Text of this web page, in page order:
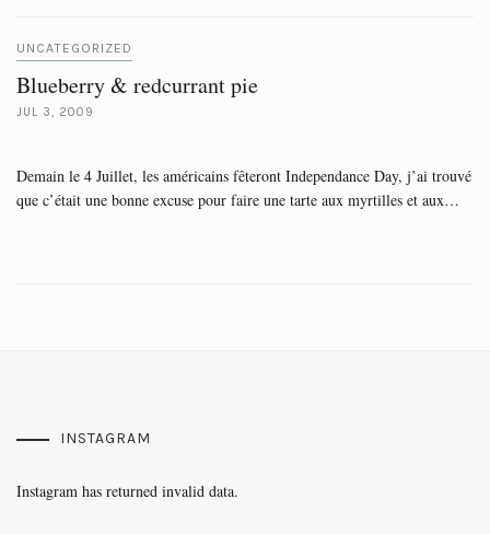
UNCATEGORIZED
Blueberry & redcurrant pie
JUL 3, 2009
Demain le 4 Juillet, les américains fêteront Independance Day, j’ai trouvé
que c’était une bonne excuse pour faire une tarte aux myrtilles et aux…
INSTAGRAM
Instagram has returned invalid data.